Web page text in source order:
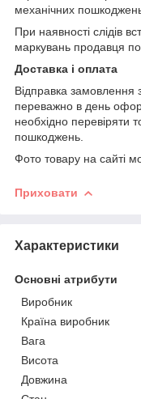
механічних пошкоджень
При наявності слідів
маркувань продавця
Доставка і оплата
Відправка замовлення
переважно в день
необхідно перевіряти
пошкоджень.
Фото товару на сайті
Приховати
Характеристики
Основні атрибути
Виробник
Країна виробник
Вага
Висота
Довжина